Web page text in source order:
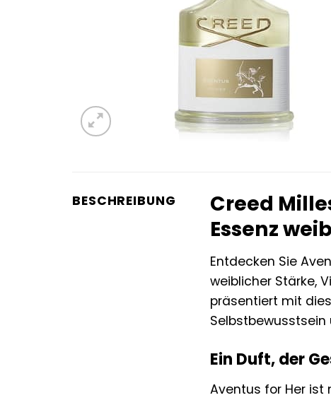
BESCHREIBUNG
Creed
Essenz
Entdecken Sie
weiblicher Stärke,
präsentiert mit
Ein Duft, der
Aventus for Her ist